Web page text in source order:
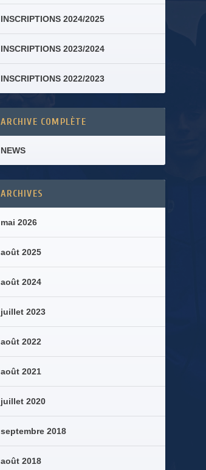
INSCRIPTIONS 2024/2025
INSCRIPTIONS 2023/2024
INSCRIPTIONS 2022/2023
ARCHIVE COMPLÈTE
NEWS
ARCHIVES
mai 2026
août 2025
août 2024
juillet 2023
août 2022
août 2021
juillet 2020
septembre 2018
août 2018